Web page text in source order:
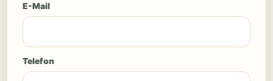
E-Mail
Telefon